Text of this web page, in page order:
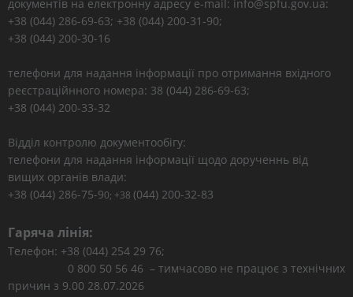
документів на електронну адресу e-mail: info@spfu.gov.ua:
+38 (044) 286-69-63; +38 (044) 200-31-90;
+38 (044) 200-30-16
телефони для надання інформації про отримання вхідного
реєстраційнного номера: 38 (044) 286-69-63;
+38 (044) 200-33-32
Відділ контролю документообігу:
телефони для надання інформації щодо дорученнь від
вищих органів влади:
+38 (044) 286-75-90; +38 (044) 200-32-83
Гаряча лінія:
Телефон: +38 (044) 254 29 76;
0 800 50 56 46 – тимчасово не працює з технічних
причин з 9.00 28.07.2026